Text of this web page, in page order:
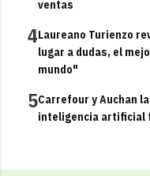
ventas
4Laureano Turienzo
lugar a dudas, el
mundo"
5Carrefour y Auchan
inteligencia artificial